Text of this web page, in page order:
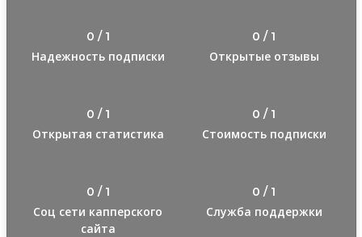
0 / 1
Надежность подписки
0 / 1
Открытые отзывы
0 / 1
Открытая статистика
0 / 1
Стоимость подписки
0 / 1
Соц сети капперского
сайта
0 / 1
Служба поддержки